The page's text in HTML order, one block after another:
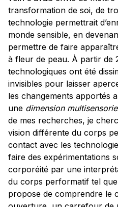
transformation de soi, de
technologie permettrait
monde sensible, en
permettre de faire
à fleur de peau. À partir de
technologiques ont été
invisibles pour laisser
les changements apportés
une dimension
de mes recherches, je
vision différente du corps
contact avec les
faire des expérimentations
corporéité par une
du corps performatif tel
propose de comprendre le